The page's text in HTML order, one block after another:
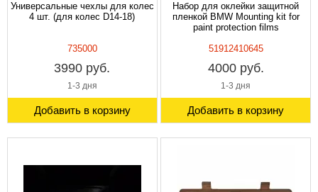
Универсальные чехлы для колес
4 шт. (для колес D14-18)
735000
3990 руб.
1-3 дня
Добавить в корзину
Набор для оклейки защитной
пленкой BMW Mounting kit for
paint protection films
51912410645
4000 руб.
1-3 дня
Добавить в корзину